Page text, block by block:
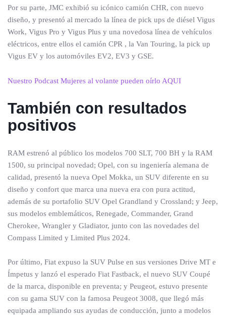
Por su parte, JMC exhibió su icónico camión CHR, con nuevo
diseño, y presentó al mercado la línea de pick ups de diésel Vigus
Work, Vigus Pro y Vigus Plus y una novedosa línea de vehículos
eléctricos, entre ellos el camión CPR , la Van Touring, la pick up
Vigus EV y los automóviles EV2, EV3 y GSE.
Nuestro Podcast Mujeres al volante pueden oírlo AQUI
También con resultados
positivos
RAM estrenó al público los modelos 700 SLT, 700 BH y la RAM
1500, su principal novedad; Opel, con su ingeniería alemana de
calidad, presentó la nueva Opel Mokka, un SUV diferente en su
diseño y confort que marca una nueva era con pura actitud,
además de su portafolio SUV Opel Grandland y Crossland; y Jeep,
sus modelos emblemáticos, Renegade, Commander, Grand
Cherokee, Wrangler y Gladiator, junto con las novedades del
Compass Limited y Limited Plus 2024.
Por último, Fiat expuso la SUV Pulse en sus versiones Drive MT e
Ímpetus y lanzó el esperado Fiat Fastback, el nuevo SUV Coupé
de la marca, disponible en preventa; y Peugeot, estuvo presente
con su gama SUV con la famosa Peugeot 3008, que llegó más
equipada ampliando sus ayudas de conducción, junto a modelos